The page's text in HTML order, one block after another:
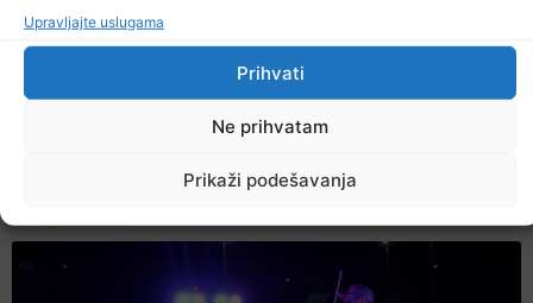
Upravljajte uslugama
Prihvati
Ne prihvatam
Prikaži podešavanja
U TK povećan broj požara
7. Augusta 2026.